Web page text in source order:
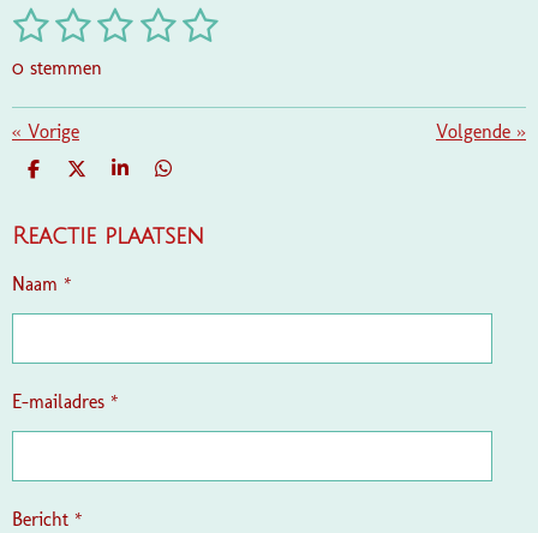
R
t
i
n
0
s
t
e
r
e
1
s
t
e
2
s
t
e
r
r
e
n
3
s
t
r
e
4
t
r
e
5
t
r
e
S
m
0 stemmen
« Vorige Volgende »
D
E
D
L
S
R
D
E
Reactie plaatsen
Naam *
E-mailadres *
Bericht *